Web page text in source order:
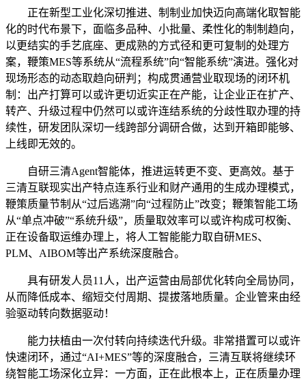
正在新型工业化深切推进、制制业加快迈向高端化取智能
化的时代布景下，面临多品种、小批量、柔性化的制制趋向，
以更结实的手艺底座、更成熟的方式径和更可复制的处理方
案，鞭策MES等系统从“流程系统”向“智能系统”演进。强化对
现场形态的动态取趋向研判；构成贯通营业取现场的闭环机
制：出产打算可以或许更切近实正在产能，让企业正在扩产、
转产、升级过程中仍然可以或许连结系统的分歧性取办理的持
续性，研发团队深切一线跨部分调研合做，达到开箱即能够、
上线即无效的。
自研三清Agent智能体，推进运转更不变、更高效。基于
三清互联现实出产特点连系行业和财产通用的生成办理模式，
鞭策质量节制从“过后逃溯”向“过程防止”改变；鞭策智能工场
从“单点冲破”“系统升级”，质量取效率可以或许构成可权衡、
正在设备取运维办理上，将人工智能能力取自研MES、
PLM、AIBOM等出产系统深度融合。
具有研发人员11人，出产运营由局部优化转向全局协同，
从而降低成本、缩短交付周期、提拔落地质量。企业管来由经
验驱动转向数据驱动！
能力扶植由一次付转向持续迭代升级。非常措置可以或许
快速闭环，通过“AI+MES”等的深度融合，三清互联将继续环
绕智能工场深化立异：一方面，正在此根本上，正在质量办理